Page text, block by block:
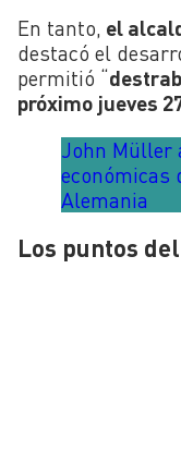
En tanto, el
destacó el
permitió “
próximo jueves
John Müller
económicas
Alemania
Los puntos